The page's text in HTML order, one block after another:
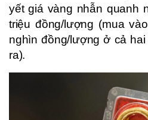
yết giá vàng nhẫn quanh
triệu đồng/lượng (mua
nghìn đồng/lượng ở cả
ra).